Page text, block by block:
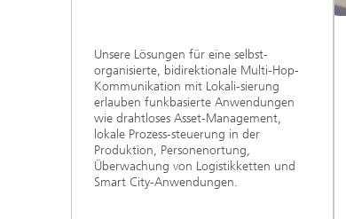
Unsere Lösungen für eine selbst-
organisierte, bidirektionale Multi-Hop-
Kommunikation mit Lokali-sierung
erlauben funkbasierte Anwendungen
wie drahtloses Asset-Management,
lokale Prozess-steuerung in der
Produktion, Personenortung,
Überwachung von Logistikketten und
Smart City-Anwendungen.